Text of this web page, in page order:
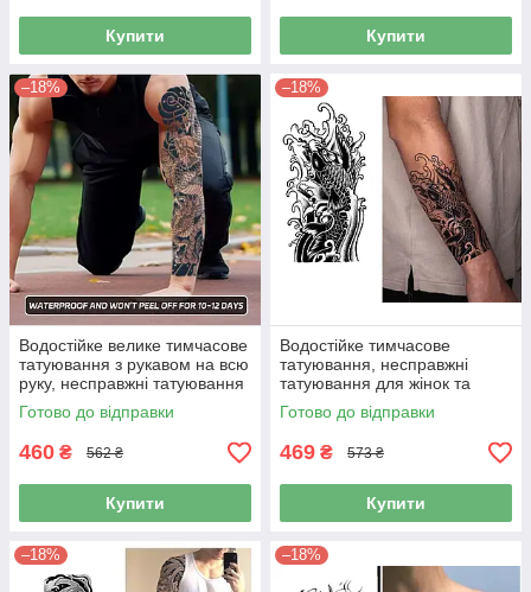
Купити Купити
–18%
Водостійке велике тимчасове
татуювання з рукавом на всю
руку, несправжні татуювання
для жінок та чоловіків
(831998)
Готово до відправки
460 ₴ 562 ₴
Купити
–18%
Водостійке тимчасове
татуювання, несправжні
татуювання для жінок та
чоловіків.
Готово до відправки
469 ₴ 573 ₴
Купити
–18% –18%